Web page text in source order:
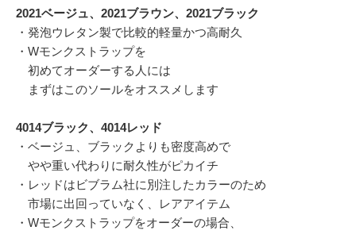
2021ベージュ、2021ブラウン、2021ブラック
・発泡ウレタン製で比較的軽量かつ高耐久
・Wモンクストラップを
初めてオーダーする人には
まずはこのソールをオススメします
4014ブラック、4014レッド
・ベージュ、ブラックよりも密度高めで
やや重い代わりに耐久性がピカイチ
・レッドはビブラム社に別注したカラーのため
市場に出回っていなく、レアアイテム
・Wモンクストラップをオーダーの場合、